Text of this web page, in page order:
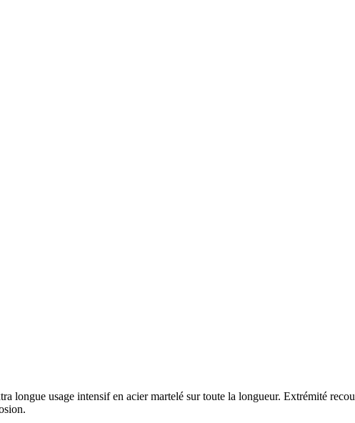
longue usage intensif en acier martelé sur toute la longueur. Extrémité